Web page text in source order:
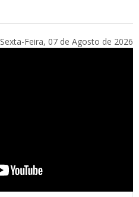
Sexta-Feira, 07 de Agosto de 2026